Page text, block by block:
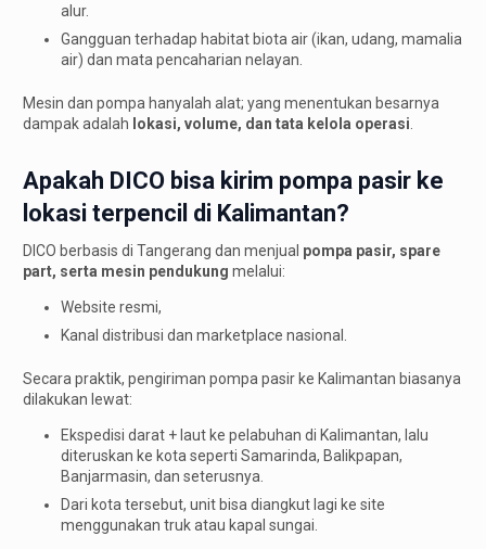
alur.
Gangguan terhadap habitat biota air (ikan, udang, mamalia
air) dan mata pencaharian nelayan.
Mesin dan pompa hanyalah alat; yang menentukan besarnya
dampak adalah lokasi, volume, dan tata kelola operasi
Apakah DICO bisa kirim pompa pasir ke
lokasi terpencil di Kalimantan?
DICO berbasis di Tangerang dan menjual pompa pasir, spare
part, serta mesin pendukung melalui:
Website resmi,
Kanal distribusi dan marketplace nasional.
Secara praktik, pengiriman pompa pasir ke Kalimantan biasanya
dilakukan lewat:
Ekspedisi darat + laut ke pelabuhan di Kalimantan, lalu
diteruskan ke kota seperti Samarinda, Balikpapan,
Banjarmasin, dan seterusnya.
Dari kota tersebut, unit bisa diangkut lagi ke site
menggunakan truk atau kapal sungai.